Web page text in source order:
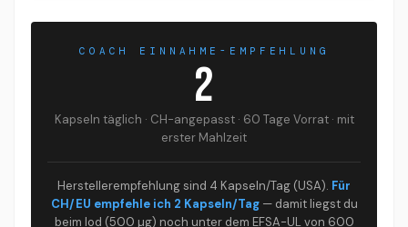
KRITERIUM THYROX
✓ KSM-66®
Mineralien-
✓ TRAACS®
Bisglycinat
✗ Oxide / Sulfate
Selen-Form
✓ Albion®
Glycinat-
Komplex
✗ Meist
Selenomethionin-
Hefe
COACH EINNAHME-EMPFEHLUNG
2
Kapseln täglich · CH-angepasst · 60 Tage Vorrat · mit
erster Mahlzeit
Herstellerempfehlung sind 4 Kapseln/Tag (USA). Für
CH/EU empfehle ich 2 Kapseln/Tag— damit liegst du
beim Iod (500 µg) noch unter dem EFSA-UL von 600